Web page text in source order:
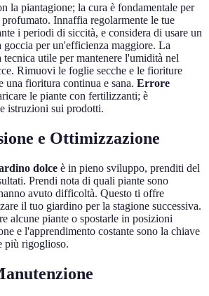
la piantagione; la cura è fondamentale per
Innaffia regolarmente le tue
i periodi di siccità, e considera di usare un
goccia per un'efficienza maggiore. La
tecnica utile per mantenere l'umidità nel
Rimuovi le foglie secche e le fioriture
una fioritura continua e sana. Errore
le piante con fertilizzanti; è
istruzioni sui prodotti.
e Ottimizzazione
dolce è in pieno sviluppo, prenditi del
Prendi nota di quali piante sono
avuto difficoltà. Questo ti offre
il tuo giardino per la stagione successiva.
alcune piante o spostarle in posizioni
e l'apprendimento costante sono la chiave
più rigoglioso.